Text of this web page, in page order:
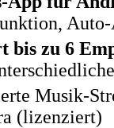
bis zu 6
Musik-
(lizenziert)